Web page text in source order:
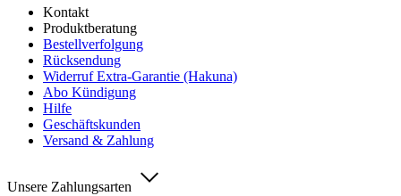
Kontakt
Produktberatung
Bestellverfolgung
Rücksendung
Widerruf Extra-Garantie (Hakuna)
Abo Kündigung
Hilfe
Geschäftskunden
Versand & Zahlung
Unsere Zahlungsarten